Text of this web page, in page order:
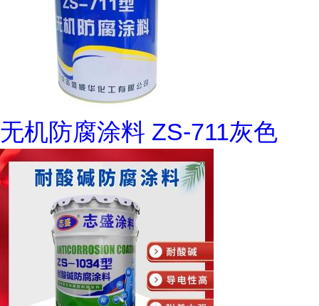
无机防腐涂料 ZS-711灰色